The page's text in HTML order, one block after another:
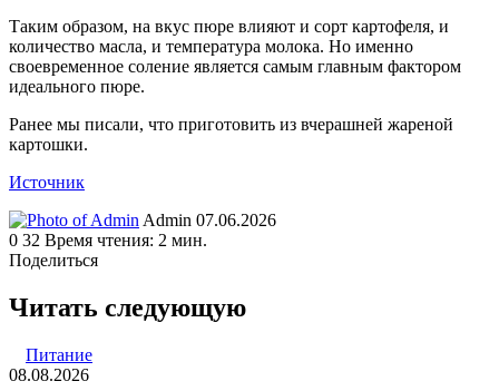
Таким образом, на вкус пюре влияют и сорт картофеля, и
количество масла, и температура молока. Но именно
своевременное соление является самым главным фактором
идеального пюре.
Ранее мы писали, что приготовить из вчерашней жареной
картошки.
Источник
Admin Send
an
07.06.2026
0 32 Время чтения: 2 мин.
Поделиться
через
электронную
Читать следующую
Питание
08.08.2026